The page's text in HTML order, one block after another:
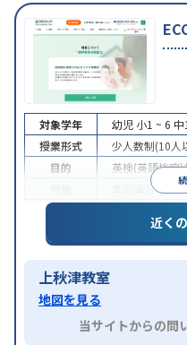
対象学年 幼児 小1 ~ 6
授業形式
少人数制(10人
目的
英検(英語検定)
季節講習のみ
近く
上秋津教室
地図を見る
当サイトからの問